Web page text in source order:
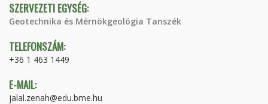
SZERVEZETI EGYSÉG:
Geotechnika és Mérnökgeológia Tanszék
TELEFONSZÁM:
+36 1 463 1449
E-MAIL:
jalal.zenah@edu.bme.hu